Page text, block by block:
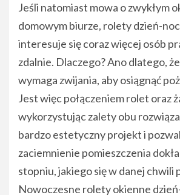
Jeśli natomiast mowa o zwykłym
domowym biurze, rolety dzień-
interesuje się coraz więcej osób
zdalnie. Dlaczego? Ano dlatego,
wymaga zwijania, aby osiągnąć
Jest więc połączeniem rolet oraz
wykorzystując zalety obu
bardzo estetyczny projekt i
zaciemnienie pomieszczenia
stopniu, jakiego się w danej chwili
Nowoczesne rolety okienne